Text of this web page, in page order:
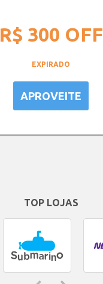
R$ 300 OFF
EXPIRADO
APROVEITE
TOP LOJAS